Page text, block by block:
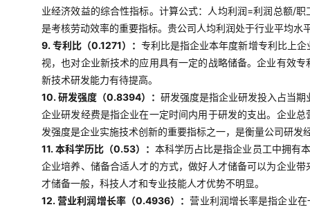
业经济效益的综合性指标。计算公式：人均利润=利润总额/
是考核劳动效率的重要指标。贵公司人均利润处于行业平均
9. 专利比（0.1271）：专利比是指企业本年度新增专利比上
视，也对企业新技术的应用具有一定的战略储备。企业有效
新技术研发能力有待提高。
10. 研发强度（0.8394）： 研发强度是指企业研发投入占当
企业研发经费是指企业在一定时间内用于研发的支出。企业
发强度是企业实施技术创新的重要指标之一，是衡量公司研
11. 本科学历比（0.53）：本科学历占比是指企业员工中拥有
企业培养、储备合适人才的方式，做好人才储备可以为企业
才储备一般，科技人才和专业技能人才优势不明显。
12. 营业利润增长率（0.4936）：营业利润增长率是指企业